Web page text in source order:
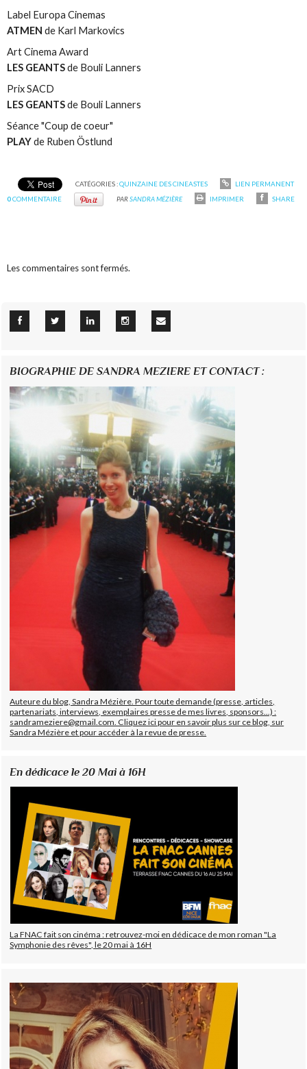
Label Europa Cinemas
ATMENde Karl Markovics
Art Cinema Award
LES GEANTSde Bouli Lanners
Prix SACD
LES GEANTSde Bouli Lanners
Séance "Coup de coeur"
PLAYde Ruben Östlund
CATÉGORIES :QUINZAINE DES CINEASTES
LIEN PERMANENT
0COMMENTAIRE PARSANDRA MÉZIÈRE IMPRIMER SHARE
Les commentaires sont fermés.
BIOGRAPHIE DE SANDRA MEZIERE ET CONTACT :
Auteure du blog, Sandra Mézière. Pour toute demande (presse, articles,
partenariats, interviews, exemplaires presse de mes livres, sponsors...) :
sandrameziere@gmail.com. Cliquez ici pour en savoir plus sur ce blog, sur
Sandra Mézière et pour accéder à la revue de presse.
En dédicace le 20 Mai à 16H
La FNAC fait son cinéma : retrouvez-moi en dédicace de mon roman "La
Symphonie des rêves", le 20 mai à 16H